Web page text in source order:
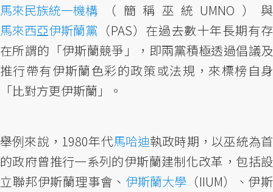
馬來民族統一機構 （簡稱巫統UMNO）與
馬來西亞伊斯蘭黨 （PAS）在過去數十年長期有存
在所謂的「伊斯蘭競爭」，即兩黨積極透過倡議及
推行帶有伊斯蘭色彩的政策或法規，來標榜自身
「比對方更伊斯蘭」。
舉例來說，1980年代馬哈迪執政時期，以巫統為首
的政府曾推行一系列的伊斯蘭建制化改革，包括設
立聯邦伊斯蘭理事會、 伊斯蘭大學（IIUM）、伊斯